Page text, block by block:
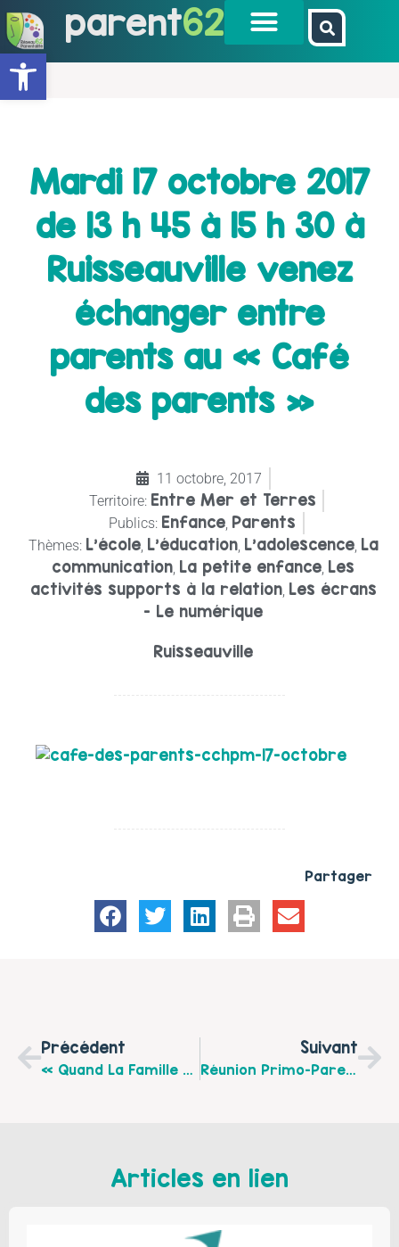
Ouvrir la barre d’outils
parent62
Mardi 17 octobre 2017
de 13 h 45 à 15 h 30 à
Ruisseauville venez
échanger entre
parents au « Café
des parents »
11 octobre, 2017
Territoire: Entre Mer et Terres
Publics: Enfance Parents
Thèmes: L'école, L'éducation, L’adolescence, La
communication La petite enfance Les
activités supports à la relation, Les écrans
- Le numérique
Ruisseauville
Partager
Précédent
« Quand La Famille S’amuse ! » Organisé Par A Petits Pas Le Samedi 21 Octobre De 9 H 30 À 12 H À Ruisseauville
Suivant
Réunion Primo-Parents « Devenir Parent, Une Nouvelle Vie Qui Commence » Le Mercredi 18 Octobre 2017 De 14 H À 16 H À Montreuil-Sur-Mer
Articles en lien